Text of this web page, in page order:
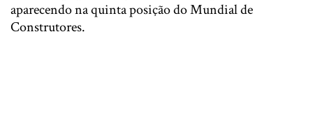
aparecendo na quinta posição do Mundial de
Construtores.